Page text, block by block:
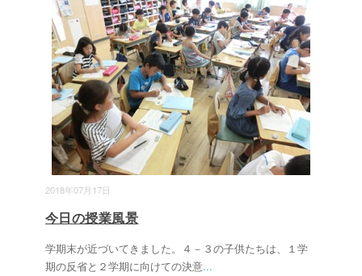
2018年07月17日
今日の授業風景
学期末が近づいてきました。４－３の子供たちは、１学
期の反省と２学期に向けての決意...